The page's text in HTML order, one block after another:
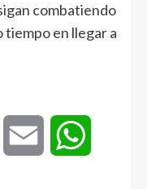
combatiendo
tiempo en llegar a
Threads Email